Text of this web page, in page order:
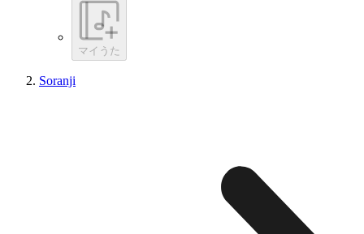
マイうた
Soranji